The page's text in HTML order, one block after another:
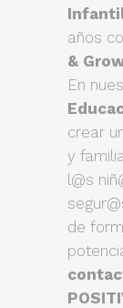
años
&
En
crear
y
l@s
de